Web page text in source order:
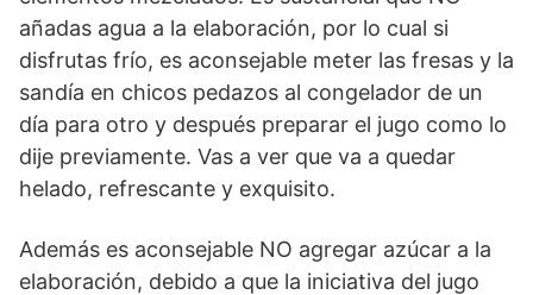
añadas agua a la elaboración, por lo cual si
disfrutas frío, es aconsejable meter las fresas y la
sandía en chicos pedazos al congelador de un
día para otro y después preparar el jugo como lo
dije previamente. Vas a ver que va a quedar
helado, refrescante y exquisito.
Además es aconsejable NO agregar azúcar a la
elaboración, debido a que la iniciativa del jugo